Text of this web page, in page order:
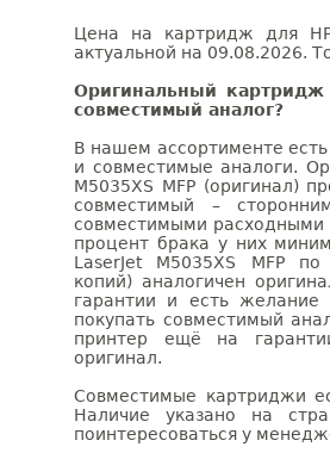
Цена на картридж для HP
актуальной на 09.08.2026.
Оригинальный картридж
совместимый аналог?
В нашем ассортименте
и совместимые аналоги.
M5035XS MFP (оригинал)
совместимый –
совместимыми расходными
процент брака у них
LaserJet M5035XS MFP
копий) аналогичен
гарантии и есть
покупать совместимый
принтер ещё на
оригинал.
Совместимые картриджи
Наличие указано на
поинтересоваться у